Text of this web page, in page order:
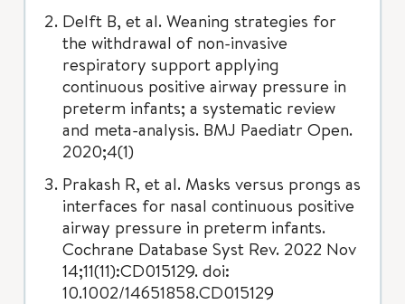
Delft B, et al. Weaning strategies for
the withdrawal of non-invasive
respiratory support applying
continuous positive airway pressure in
preterm infants; a systematic review
and meta-analysis. BMJ Paediatr Open.
2020;4(1)
Prakash R, et al. Masks versus prongs as
interfaces for nasal continuous positive
airway pressure in preterm infants.
Cochrane Database Syst Rev. 2022 Nov
14;11(11):CD015129. doi:
10.1002/14651858.CD015129